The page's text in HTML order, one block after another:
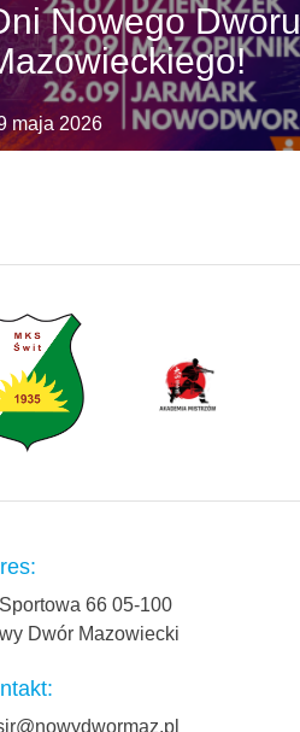
Nowego Dworu
maja 2026
66 05-100
Dwór Mazowiecki